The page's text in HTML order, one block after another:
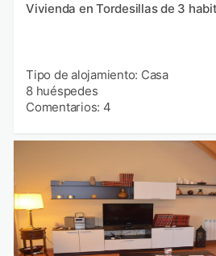
Vivienda en Tordesillas de 3
Tipo de alojamiento: Casa
8 huéspedes
Comentarios: 4